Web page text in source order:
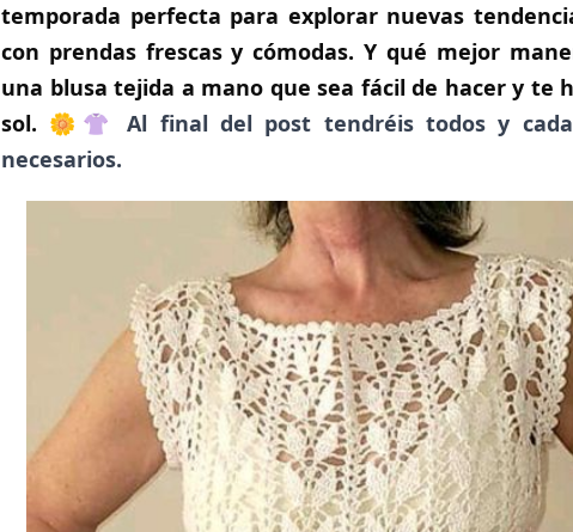
temporada perfecta para explorar nuevas
con prendas frescas y cómodas. Y qué mejor
una blusa tejida a mano que sea fácil de hacer y te
sol. 🌼👚Al final del post tendréis todos y
necesarios.